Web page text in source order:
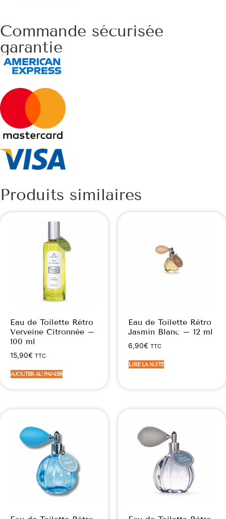
Commande sécurisée
garantie
Produits similaires
Eau de Toilette Rétro
Verveine Citronnée –
100 ml
15,90€ TTC
AJOUTER AU PANIER
Eau de Toilette Rétro
Jasmin Blanc – 12 ml
6,90€ TTC
LIRE LA SUITE